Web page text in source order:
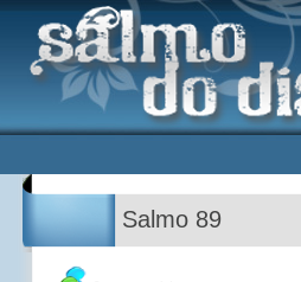
Salmo 89